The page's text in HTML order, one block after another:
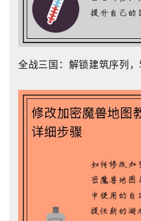
全战三国：解锁建筑序列